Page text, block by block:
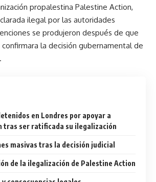
propalestina Palestine Action,
ilegal por las autoridades
se produjeron después de que
confirmara la decisión gubernamental de
en Londres por apoyar a
tras ser ratificada su ilegalización
masivas tras la decisión judicial
de la ilegalización de Palestine Action